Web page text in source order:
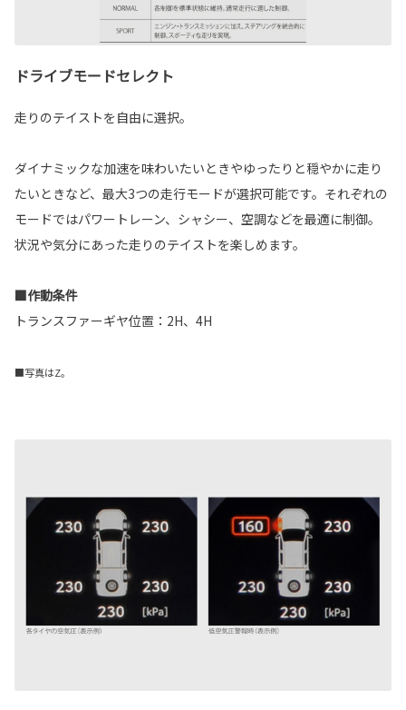
ドライブモードセレクト
走りのテイストを自由に選択。
ダイナミックな加速を味わいたいときやゆったりと穏やかに走り
たいときなど、最大3つの走行モードが選択可能です。それぞれの
モードではパワートレーン、シャシー、空調などを最適に制御。
状況や気分にあった走りのテイストを楽しめます。
■作動条件
トランスファーギヤ位置：2H、4H
■写真はZ。